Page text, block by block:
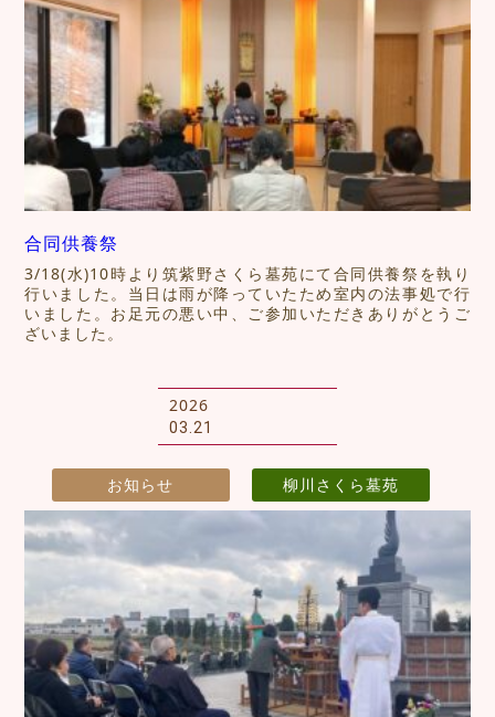
合同供養祭
3/18(水)10時より筑紫野さくら墓苑にて合同供養祭を執り
行いました。当日は雨が降っていたため室内の法事処で行
いました。お足元の悪い中、ご参加いただきありがとうご
ざいました。
2026
03.21
お知らせ 柳川さくら墓苑